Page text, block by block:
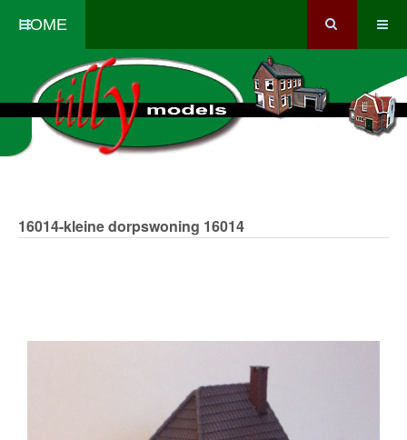
HOME
16014-kleine dorpswoning 16014